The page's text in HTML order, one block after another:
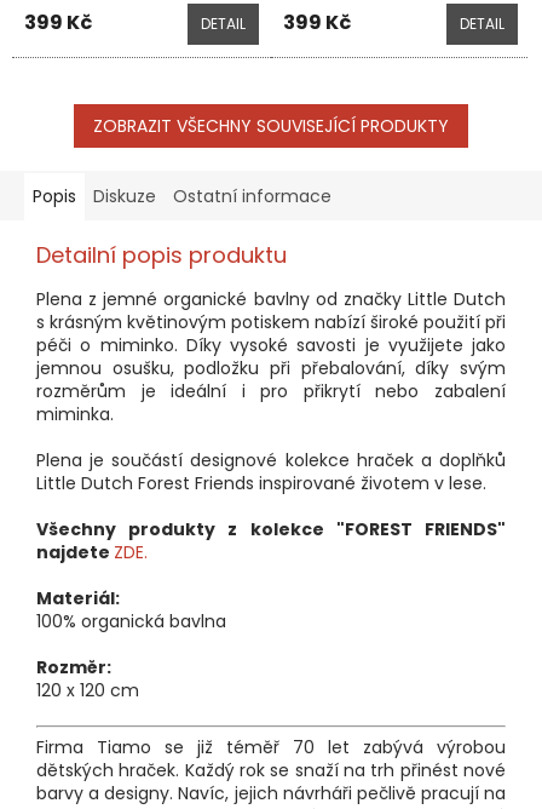
399 Kč DETAIL 399 Kč DETAIL
ZOBRAZIT VŠECHNY SOUVISEJÍCÍ PRODUKTY
Popis Diskuze Ostatní informace
Detailní popis produktu
Plena z jemné organické bavlny od značky Little Dutch
s krásným květinovým potiskem nabízí široké použití při
péči o miminko. Díky vysoké savosti je využijete jako
jemnou osušku, podložku při přebalování, díky svým
rozměrům je ideální i pro přikrytí nebo zabalení
miminka.
Plena je součástí designové kolekce hraček a doplňků
Little Dutch Forest Friends inspirované životem v lese.
Všechny produkty z kolekce "FOREST FRIENDS"
najdete ZDE.
Materiál:
100% organická bavlna
Rozměr:
120 x 120 cm
Firma Tiamo se již téměř 70 let zabývá výrobou
dětských hraček. Každý rok se snaží na trh přinést nové
barvy a designy. Navíc, jejich návrháři pečlivě pracují na